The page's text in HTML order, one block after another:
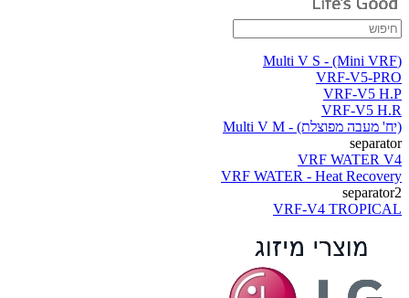
(Multi V S - (Mini VRF
VRF-V5-PRO
VRF-V5 H.P
VRF-V5 H.R
(יח' מעבה מפוצלת) - Multi V M
separator
VRF WATER V4
VRF WATER - Heat Recovery
separator2
VRF-V4 TROPICAL